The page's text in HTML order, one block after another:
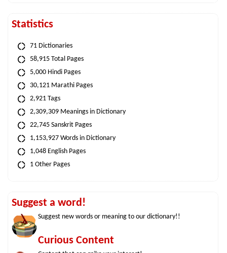
Statistics
71 Dictionaries
58,915 Total Pages
5,000 Hindi Pages
30,121 Marathi Pages
2,921 Tags
2,309,309 Meanings in Dictionary
22,745 Sanskrit Pages
1,153,927 Words in Dictionary
1,048 English Pages
1 Other Pages
Suggest a word!
Suggest new words or meaning to our dictionary!!
Curious Content